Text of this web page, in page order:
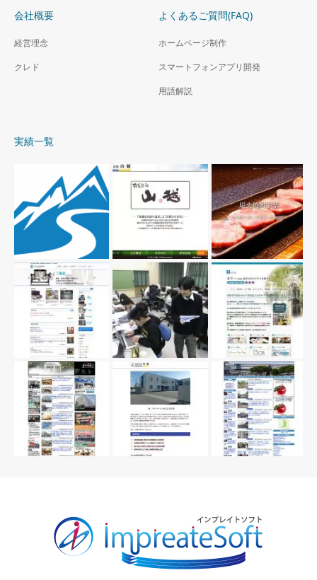
会社概要
経営理念
クレド
よくあるご質問(FAQ)
ホームページ制作
スマートフォンアプリ開発
用語解説
実績一覧